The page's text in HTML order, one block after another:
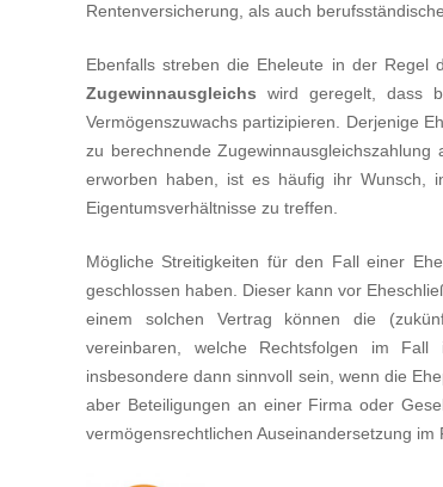
Rentenversicherung, als auch
Ebenfalls streben die Eheleute in der Regel
Zugewinnausgleichswird geregelt, dass
Vermögenszuwachs partizipieren. Derjenige
zu berechnende
erworben haben, ist es häufig ihr Wunsch,
Eigentumsverhältnisse zu treffen.
Mögliche Streitigkeiten für den Fall einer
geschlossen haben. Dieser kann vor
einem solchen Vertrag können die
vereinbaren, welche Rechtsfolgen im
insbesondere dann sinnvoll sein, wenn die
aber Beteiligungen an einer Firma oder
vermögensrechtlichen Auseinandersetzung